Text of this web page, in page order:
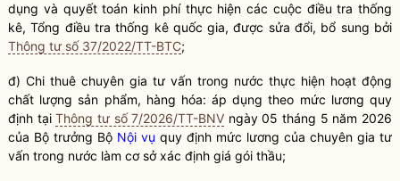
dụng và quyết toán kinh phí thực hiện các cuộc điều tra thống
kê, Tổng điều tra thống kê quốc gia, được sửa đổi, bổ sung bởi
Thông tư số 37/2022/TT-BTC;
đ) Chi thuê chuyên gia tư vấn trong nước thực hiện hoạt động
chất lượng sản phẩm, hàng hóa: áp dụng theo mức lương quy
định tạiThông tư số 7/2026/TT-BNV ngày 05 tháng 5 năm 2026
của Bộ trưởng Bộ Nội vụ quy định mức lương của chuyên gia tư
vấn trong nước làm cơ sở xác định giá gói thầu;